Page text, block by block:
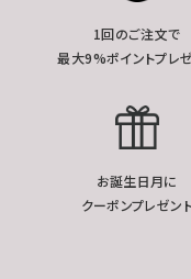
1回のご注文で
最大9%ポイントプレ
お誕生日月に
クーポンプレゼン